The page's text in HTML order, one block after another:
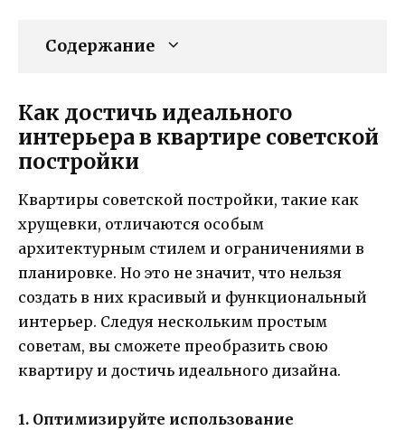
Содержание
Как достичь идеального
интерьера в квартире советской
постройки
Квартиры советской постройки, такие как
хрущевки, отличаются особым
архитектурным стилем и ограничениями в
планировке. Но это не значит, что нельзя
создать в них красивый и функциональный
интерьер. Следуя нескольким простым
советам, вы сможете преобразить свою
квартиру и достичь идеального дизайна.
1. Оптимизируйте использование